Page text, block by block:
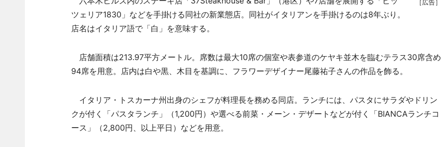
［広告］
ツェリア1830」などを手掛ける同社の新業態店。同社がイタリアンを手掛けるのは8年ぶり。
店名はイタリア語で「白」を意味する。
店舗面積は213.97平方メートル。席数は最大10席の個室や表参道のケヤキ並木を臨むテラス30席含め
94席を用意。店内は白や黒、木目を基調に、フラワーデザイナー尾藤祐子さんの作品を飾る。
イタリア・トスカーナ州出身のシェフが料理長を務める同店。ランチには、パスタにサラダやドリン
クが付く「パスタランチ」（1,200円）や選べる前菜・メーン・デザートなどが付く「BIANCAランチコ
ース」（2,800円、以上平日）などを用意。